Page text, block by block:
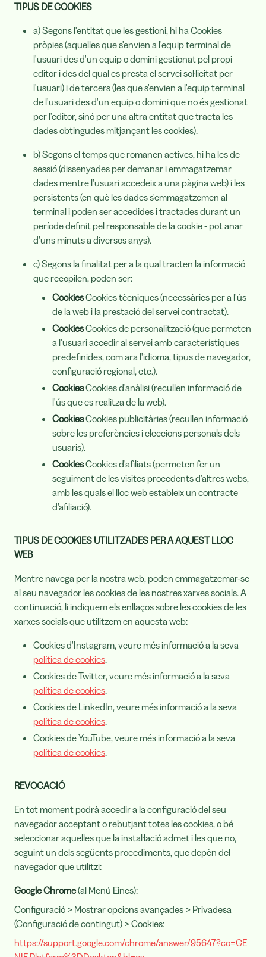
TIPUS DE COOKIES
a) Segons l'entitat que les gestioni, hi ha Cookies
pròpies (aquelles que s'envien a l'equip terminal de
l'usuari des d'un equip o domini gestionat pel propi
editor i des del qual es presta el servei sol·licitat per
l'usuari) i de tercers (les que s'envien a l'equip terminal
de l'usuari des d'un equip o domini que no és gestionat
per l'editor, sinó per una altra entitat que tracta les
dades obtingudes mitjançant les cookies).
b) Segons el temps que romanen actives, hi ha les de
sessió (dissenyades per demanar i emmagatzemar
dades mentre l'usuari accedeix a una pàgina web) i les
persistents (en què les dades s'emmagatzemen al
terminal i poden ser accedides i tractades durant un
període definit pel responsable de la cookie - pot anar
d'uns minuts a diversos anys).
c) Segons la finalitat per a la qual tracten la informació
que recopilen, poden ser:
CookiesCookies tècniques (necessàries per a l'ús
de la web i la prestació del servei contractat).
CookiesCookies de personalització (que permeten
a l'usuari accedir al servei amb característiques
predefinides, com ara l'idioma, tipus de navegador,
configuració regional, etc.).
CookiesCookies d'anàlisi (recullen informació de
l'ús que es realitza de la web).
CookiesCookies publicitàries (recullen informació
sobre les preferències i eleccions personals dels
usuaris).
CookiesCookies d'afiliats (permeten fer un
seguiment de les visites procedents d'altres webs,
amb les quals el lloc web estableix un contracte
d'afiliació).
TIPUS DE COOKIES UTILITZADES PER A AQUEST LLOC
WEB
Mentre navega per la nostra web, poden emmagatzemar-se
al seu navegador les cookies de les nostres xarxes socials. A
continuació, li indiquem els enllaços sobre les cookies de les
xarxes socials que utilitzem en aquesta web:
Cookies d'Instagram, veure més informació a la seva
política de cookies.
Cookies de Twitter, veure més informació a la seva
política de cookies.
Cookies de LinkedIn, veure més informació a la seva
política de cookies.
Cookies de YouTube, veure més informació a la seva
política de cookies.
REVOCACIÓ
En tot moment podrà accedir a la configuració del seu
navegador acceptant o rebutjant totes les cookies, o bé
seleccionar aquelles que la instal·lació admet i les que no,
seguint un dels següents procediments, que depèn del
navegador que utilitzi:
Google Chrome(al Menú Eines):
Configuració > Mostrar opcions avançades > Privadesa
(Configuració de contingut) > Cookies:
https://support.google.com/chrome/answer/95647?co=GE